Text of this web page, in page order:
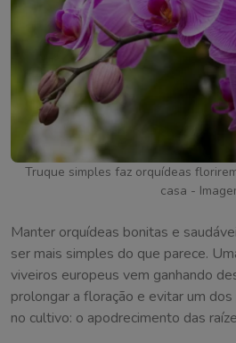
Truque simples faz orquídeas
casa -
Manter orquídeas bonitas e
ser mais simples do que parece.
viveiros europeus vem ganhando
prolongar a floração e evitar um
no cultivo: o apodrecimento das